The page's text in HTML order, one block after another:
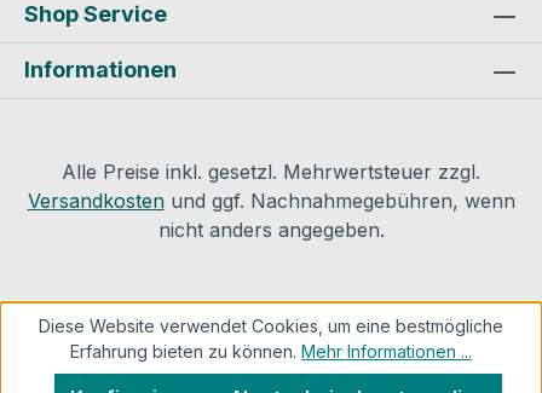
zum Klingentausch zerlegbar
unverzichtbar für professionelles
Arbeiten Produktsicherheit und
Kontaktinformationen des Herstellers:
10 48153
MünsterMail: info.de@armacell.com
Shop Service
Informationen
Alle Preise inkl. gesetzl. Mehrwertsteuer zzgl.
Versandkostenund ggf. Nachnahmegebühren, wenn
nicht anders angegeben.
Diese Website verwendet Cookies, um eine bestmögliche
Erfahrung bieten zu können. Mehr Informationen ...